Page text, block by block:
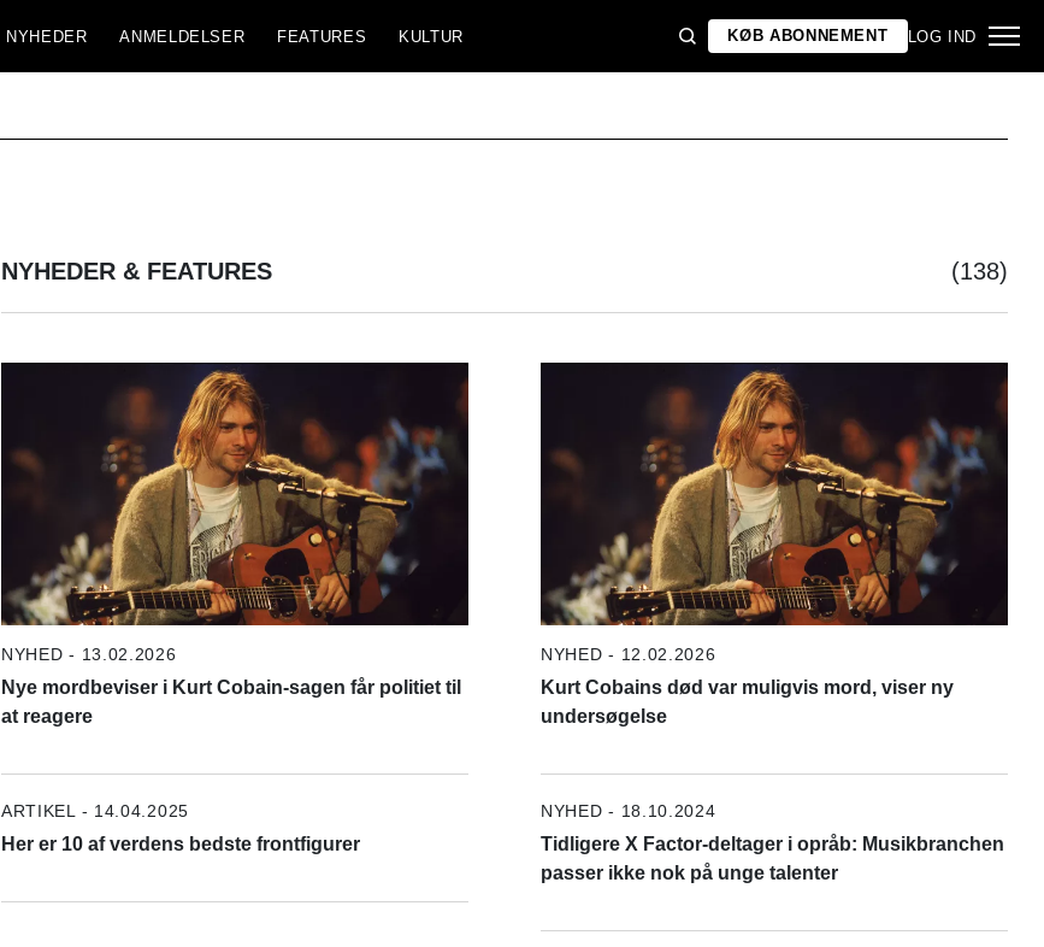
NYHEDER ANMELDELSER FEATURES KULTUR KØB ABONNEMENT LOG IND
NYHEDER & FEATURES (138)
NYHED - 13.02.2026
Nye mordbeviser i Kurt Cobain-sagen får politiet til
at reagere
NYHED - 12.02.2026
Kurt Cobains død var muligvis mord, viser ny
undersøgelse
ARTIKEL - 14.04.2025
Her er 10 af verdens bedste frontfigurer
NYHED - 18.10.2024
Tidligere X Factor-deltager i opråb: Musikbranchen
passer ikke nok på unge talenter